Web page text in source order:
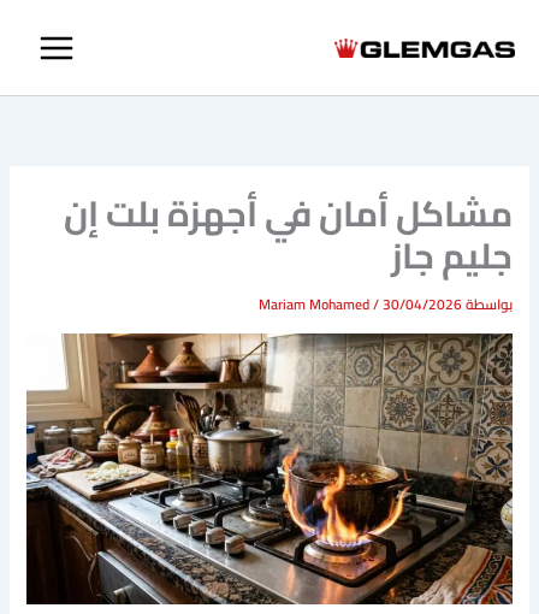
مشاكل أمان في أجهزة بلت إن
جليم جاز
بواسطة Mariam Mohamed/30/04/2026